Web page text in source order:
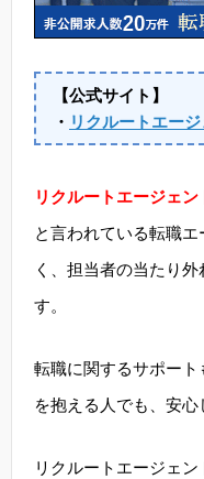
【公式サイト】
・ リクルートエージ
リクルートエージェン
と言われている転職
く、担当者の当たり
す。
転職に関するサポー
を抱える人でも、安心
リクルートエージェ